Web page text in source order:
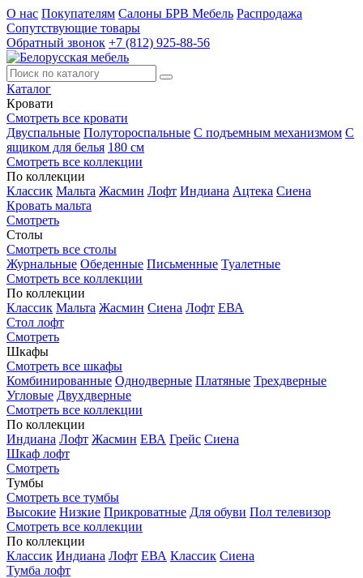
О нас Покупателям Салоны БРВ Мебель Распродажа
Сопутствующие товары
Обратный звонок +7 (812) 925-88-56
Каталог
Кровати
Смотреть все кровати
Двуспальные Полутороспальные С подъемным механизмом С
ящиком для белья 180 см
Смотреть все коллекции
По коллекции
Классик Мальта Жасмин Лофт Индиана Ацтека Сиена
Кровать мальта
Смотреть
Столы
Смотреть все столы
Журнальные Обеденные Письменные Туалетные
Смотреть все коллекции
По коллекции
Классик Мальта Жасмин Сиена Лофт ЕВА
Стол лофт
Смотреть
Шкафы
Смотреть все шкафы
Комбинированные Однодверные Платяные Трехдверные
Угловые Двухдверные
Смотреть все коллекции
По коллекции
Индиана Лофт Жасмин ЕВА Грейс Сиена
Шкаф лофт
Смотреть
Тумбы
Смотреть все тумбы
Высокие Низкие Прикроватные Для обуви Пол телевизор
Смотреть все коллекции
По коллекции
Классик Индиана Лофт ЕВА Классик Сиена
Тумба лофт